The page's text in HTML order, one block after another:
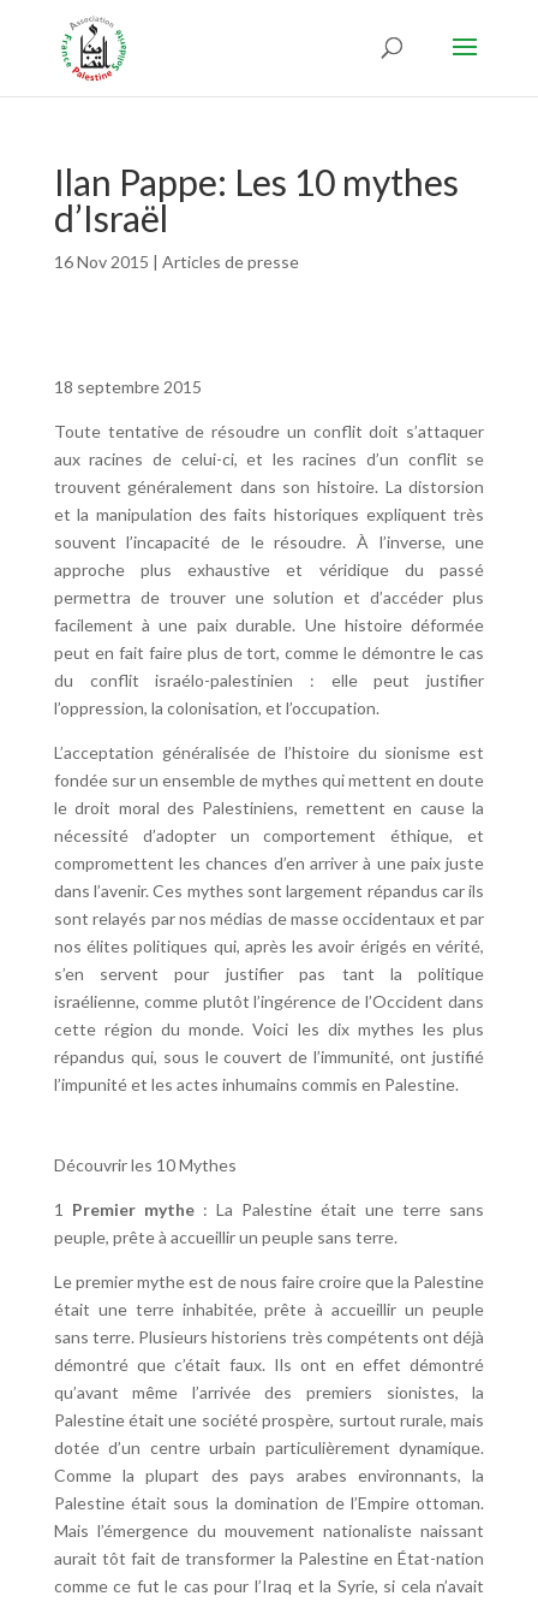
Ilan Pappe: Les 10 mythes
d’Israël
16 Nov 2015 | Articles de presse
18 septembre 2015
Toute tentative de résoudre un conflit doit s’attaquer
aux racines de celui-ci, et les racines d’un conflit se
trouvent généralement dans son histoire. La distorsion
et la manipulation des faits historiques expliquent très
souvent l’incapacité de le résoudre. À l’inverse, une
approche plus exhaustive et véridique du passé
permettra de trouver une solution et d’accéder plus
facilement à une paix durable. Une histoire déformée
peut en fait faire plus de tort, comme le démontre le cas
du conflit israélo-palestinien : elle peut justifier
l’oppression, la colonisation, et l’occupation.
L’acceptation généralisée de l’histoire du sionisme est
fondée sur un ensemble de mythes qui mettent en doute
le droit moral des Palestiniens, remettent en cause la
nécessité d’adopter un comportement éthique, et
compromettent les chances d’en arriver à une paix juste
dans l’avenir. Ces mythes sont largement répandus car ils
sont relayés par nos médias de masse occidentaux et par
nos élites politiques qui, après les avoir érigés en vérité,
s’en servent pour justifier pas tant la politique
israélienne, comme plutôt l’ingérence de l’Occident dans
cette région du monde. Voici les dix mythes les plus
répandus qui, sous le couvert de l’immunité, ont justifié
l’impunité et les actes inhumains commis en Palestine.
Découvrir les 10 Mythes
1 Premier mythe: La Palestine était une terre sans
peuple, prête à accueillir un peuple sans terre.
Le premier mythe est de nous faire croire que la Palestine
était une terre inhabitée, prête à accueillir un peuple
sans terre. Plusieurs historiens très compétents ont déjà
démontré que c’était faux. Ils ont en effet démontré
qu’avant même l’arrivée des premiers sionistes, la
Palestine était une société prospère, surtout rurale, mais
dotée d’un centre urbain particulièrement dynamique.
Comme la plupart des pays arabes environnants, la
Palestine était sous la domination de l’Empire ottoman.
Mais l’émergence du mouvement nationaliste naissant
aurait tôt fait de transformer la Palestine en État-nation
comme ce fut le cas pour l’Iraq et la Syrie, si cela n’avait